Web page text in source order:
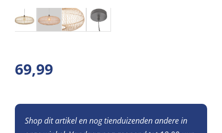
69,99
Shop dit artikel en nog tienduizenden andere in